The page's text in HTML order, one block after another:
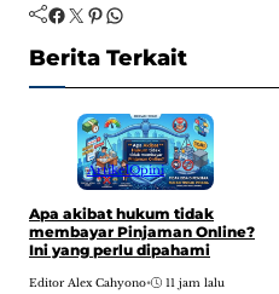
Facebook Twitter Pinterest WhatsApp
Berita Terkait
ArtikelOpini
Apa akibat hukum tidak
membayar Pinjaman Online?
Ini yang perlu dipahami
Editor Alex Cahyono• 11 jam lalu